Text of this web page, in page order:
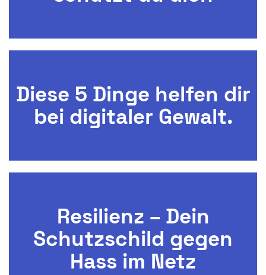
Diese 5 Dinge helfen dir
bei digitaler Gewalt.
Resilienz – Dein
Schutzschild gegen
Hass im Netz